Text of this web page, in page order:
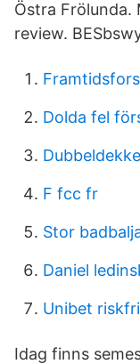
Östra Frölunda.
review.
Dolda fel
F fcc fr
Stor
Daniel
Unibet
Idag finns